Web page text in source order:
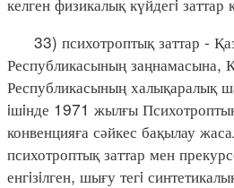
33) психотроптық заттар -
Республикасының заңнамасына,
Республикасының халықаралық
iшiнде 1971 жылғы
конвенцияға сәйкес бақылау
психотроптық заттар мен
енгiзiлген, шығу тегi